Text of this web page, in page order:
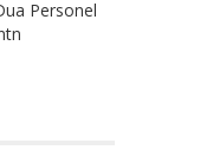
Personel